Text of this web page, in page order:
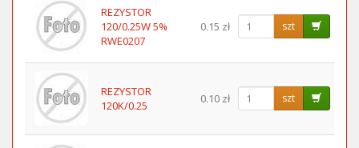
REZYSTOR
120/0.25W 5%
RWE0207
0.15 zł szt
REZYSTOR
120K/0.25
0.10 zł szt